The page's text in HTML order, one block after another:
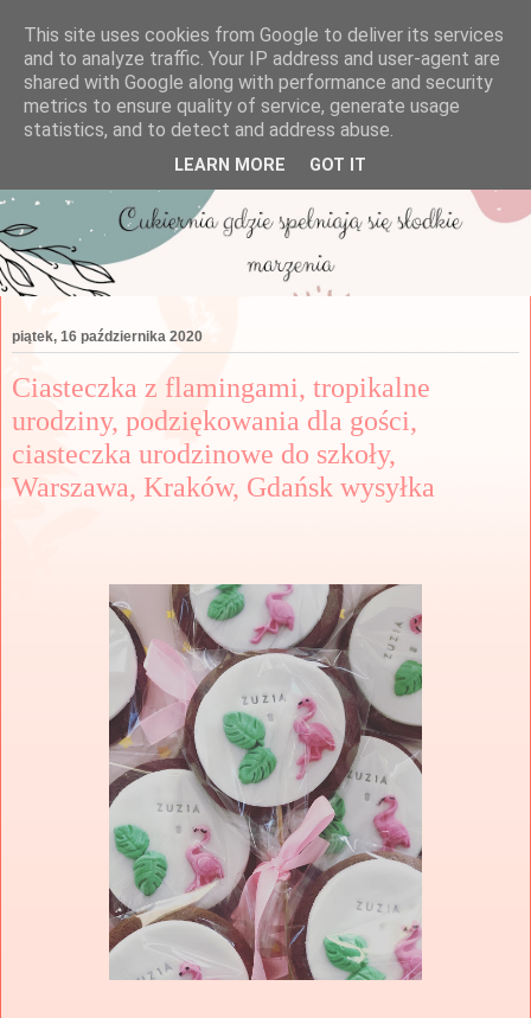
piątek, 16 października 2020
Ciasteczka z flamingami, tropikalne
urodziny, podziękowania dla gości,
ciasteczka urodzinowe do szkoły,
Warszawa, Kraków, Gdańsk wysyłka
This site uses cookies from Google to deliver its services
and to analyze traffic. Your IP address and user-agent are
shared with Google along with performance and security
metrics to ensure quality of service, generate usage
statistics, and to detect and address abuse.
LEARN MORE GOT IT